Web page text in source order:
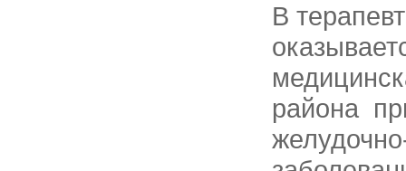
В
района